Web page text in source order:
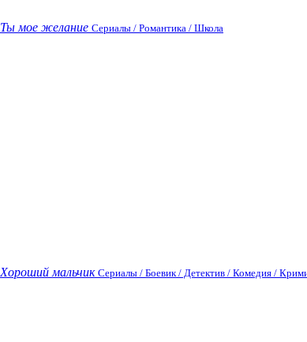
Ты мое желание Сериалы / Романтика / Школа
Хороший мальчик Сериалы / Боевик / Детектив / Комедия /